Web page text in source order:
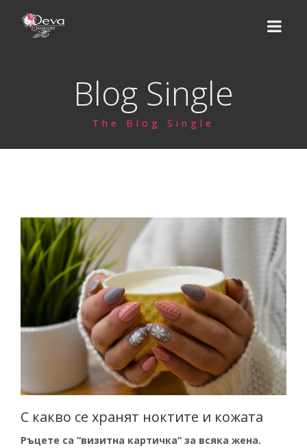
Базов курс
Надграждащи курсове
ВИДЕО УРОЦИ
МАГАЗИН
Пигменти
Материали за изграждане на нокти
Златните четки на Татяна Гюмишева
Пили
НОВИНИ
Blog Single
The Blog Single
С какво се хранят ноктите и кожата
Ръцете са “визитна картичка” за всяка жена.